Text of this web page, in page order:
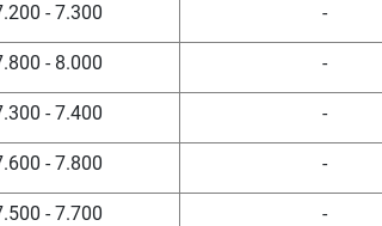
- 7.300 -
- 8.000 -
- 7.400 -
- 7.800 -
- 7.700 -